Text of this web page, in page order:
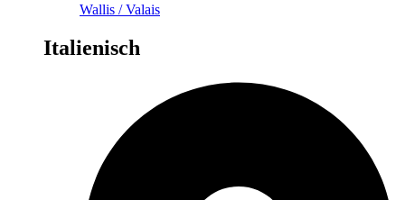
Wallis / Valais
Italienisch